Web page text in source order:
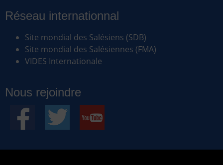
Réseau internationnal
Site mondial des Salésiens (SDB)
Site mondial des Salésiennes (FMA)
VIDES Internationale
Nous rejoindre